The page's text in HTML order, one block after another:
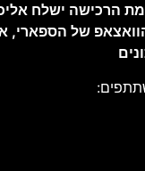
הרכישה ישלח
של הספארי,